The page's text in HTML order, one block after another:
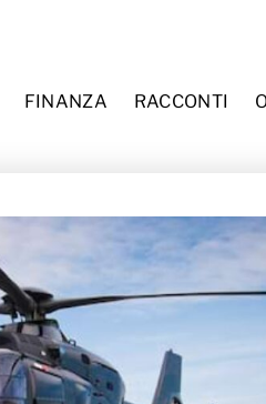
FINANZA RACCONTI